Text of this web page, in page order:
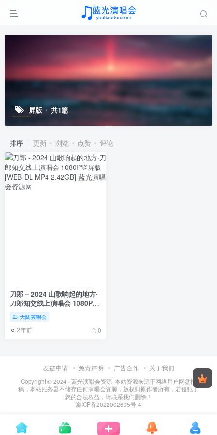
屏版 共1篇
排序 更新 浏览 点赞 评论
刀郎 – 2024 山歌响起的地方·
刀郎知交线上演唱会 1080P竖
屏版 [WEB-DL MP4 2.42GB]
大陆演唱会
2年前 0
友链申请 免责声明 广告合作 关于我们
Copyright © 2024 · 蓝光演唱会资源 ·本站资源来源于网络用户网盘投
稿，本站服务器不储存任何演唱会资源，版权归原作者所有，若侵犯了
您的合法权益，请联系我们删除！
渝ICP备2022002605号-4